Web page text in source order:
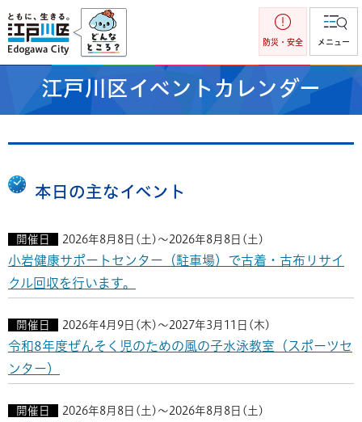
江戸川区
防災・安全 メニュー
江戸川区イベントカレンダー
本日の主なイベント
開催日 2026年8月8日(土)～2026年8月8日(土)
小岩健康サポートセンター（駐車場）で古着・古布リサイ
クル回収を行います。
開催日 2026年4月9日(木)～2027年3月11日(木)
令和8年度ぜんそく児のための風の子水泳教室（スポーツセ
ンター）
開催日 2026年8月8日(土)～2026年8月8日(土)